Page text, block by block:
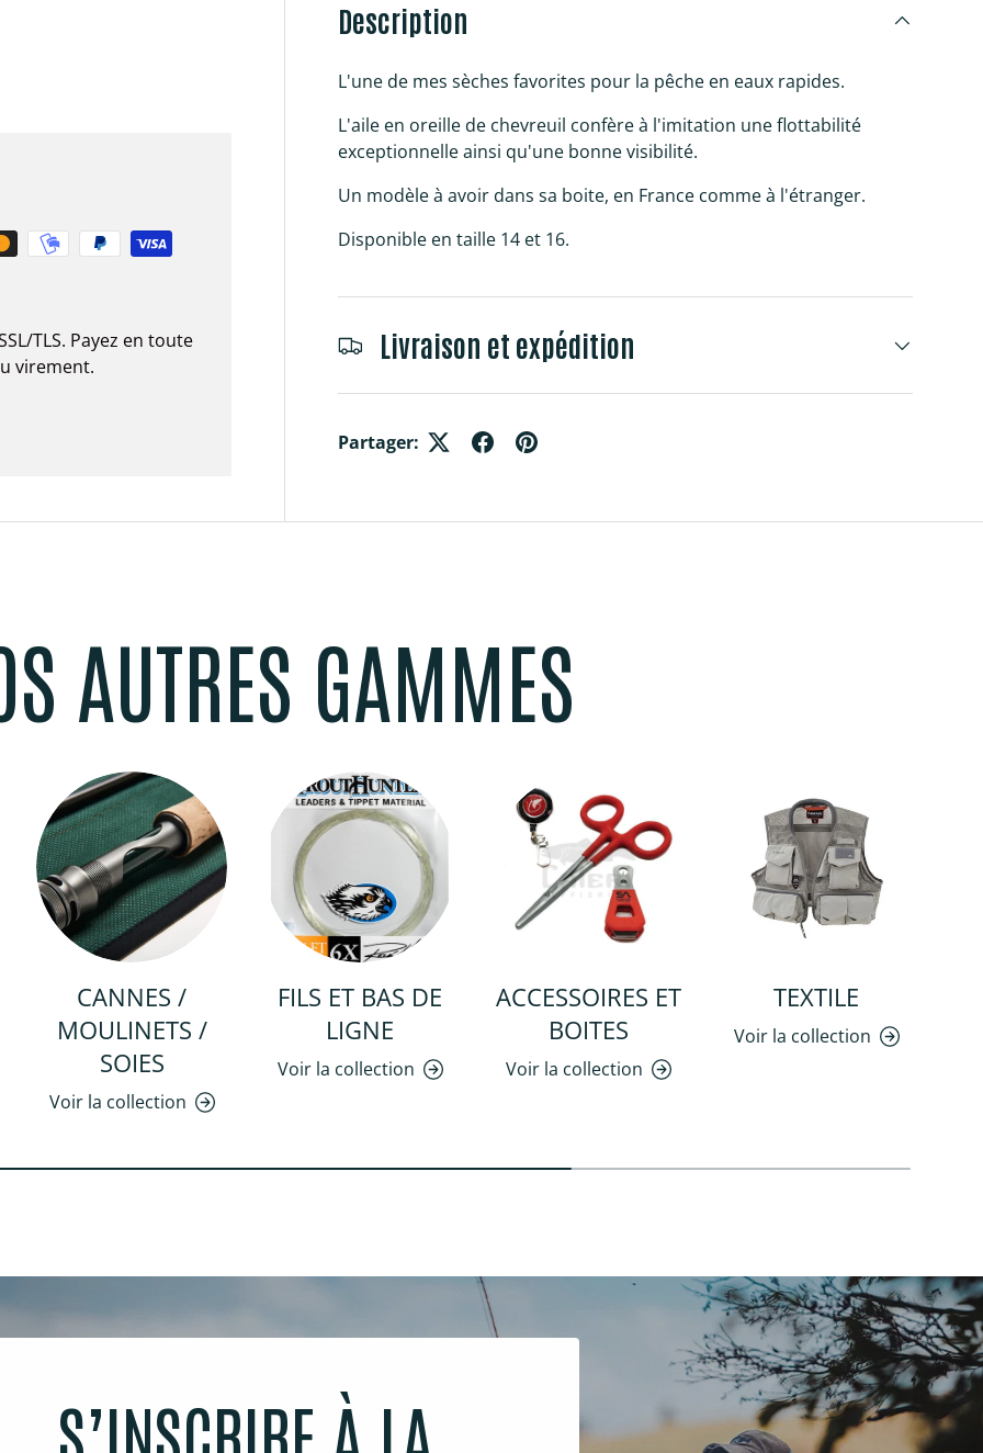
Description
L'une de mes sèches favorites pour la pêche en eaux rapides.
L'aile en oreille de chevreuil confère à l'imitation une flottabilité
exceptionnelle ainsi qu'une bonne visibilité.
Un modèle à avoir dans sa boite, en France comme à l'étranger.
Disponible en taille 14 et 16.
Livraison et expédition
Partager:
TLS. Payez en toute
virement.
AUTRES GAMMES
CANNES /
MOULINETS /
SOIES
Voir la collection
FILS ET BAS DE
LIGNE
Voir la collection
ACCESSOIRES ET
BOITES
Voir la collection
TEXTILE
Voir la collection
S’INSCRIRE À LA